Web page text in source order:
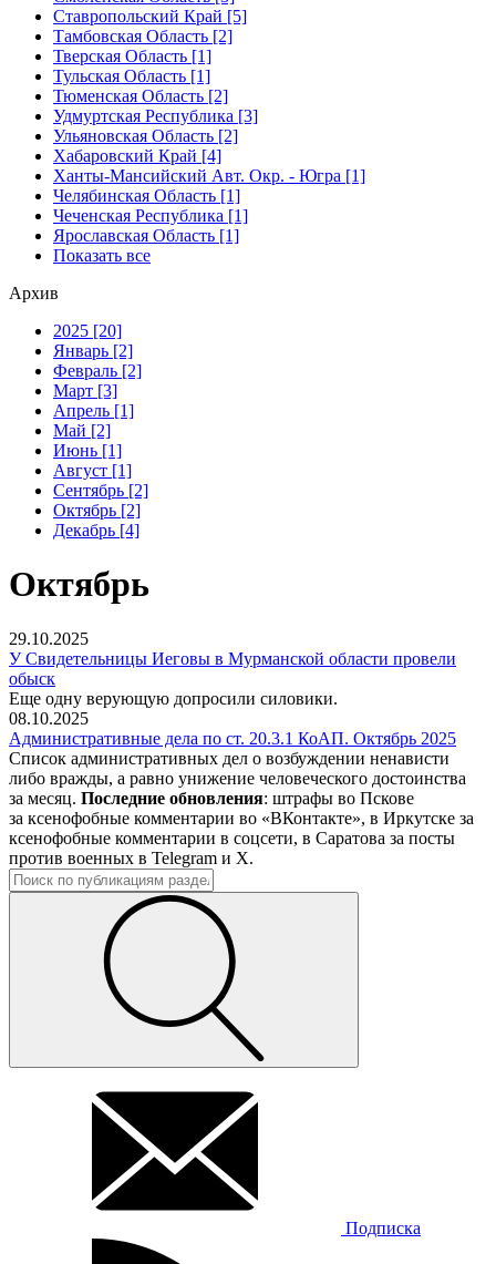
Ставропольский Край [5]
Тамбовская Область [2]
Тверская Область [1]
Тульская Область [1]
Тюменская Область [2]
Удмуртская Республика [3]
Ульяновская Область [2]
Хабаровский Край [4]
Ханты-Мансийский Авт. Окр. - Югра [1]
Челябинская Область [1]
Чеченская Республика [1]
Ярославская Область [1]
Показать все
Архив
2025 [20]
Январь [2]
Февраль [2]
Март [3]
Апрель [1]
Май [2]
Июнь [1]
Август [1]
Сентябрь [2]
Октябрь [2]
Декабрь [4]
Октябрь
29.10.2025
У Свидетельницы Иеговы в Мурманской области провели
обыск
Еще одну верующую допросили силовики.
08.10.2025
Административные дела по ст. 20.3.1 КоАП. Октябрь 2025
Список административных дел о возбуждении ненависти
либо вражды, а равно унижение человеческого достоинства
за месяц. Последние обновления: штрафы во Пскове
за ксенофобные комментарии во «ВКонтакте», в Иркутске за
ксенофобные комментарии в соцсети, в Саратова за посты
против военных в Telegram и X.
Подписка